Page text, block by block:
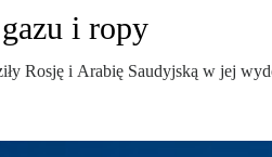
i ropy
Rosję i Arabię Saudyjską w jej